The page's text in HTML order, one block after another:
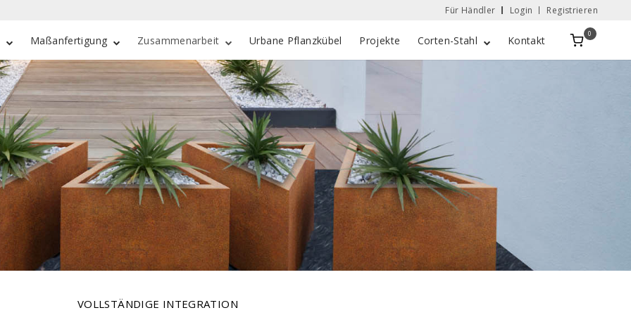
Für Händler Login Registrieren
Maßanfertigung Zusammenarbeit Urbane Pflanzkübel Projekte Corten-Stahl Kontakt
Zobacz
0
VOLLSTÄNDIGE INTEGRATION